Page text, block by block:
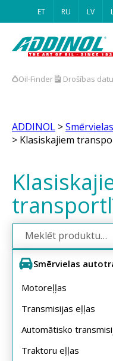
ET RU LV
Oil-Finder Drošības
ADDINOL >
> Klasiskajiem
Search
Smērvielas
Motoreļļas
Transmisijas eļļas
Automātisko
Traktoru eļļas